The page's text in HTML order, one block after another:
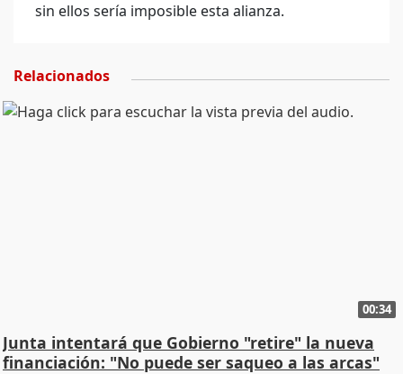
sin ellos sería imposible esta alianza.
Relacionados
00:34
Junta intentará que Gobierno "retire" la nueva
financiación: "No puede ser saqueo a las arcas"